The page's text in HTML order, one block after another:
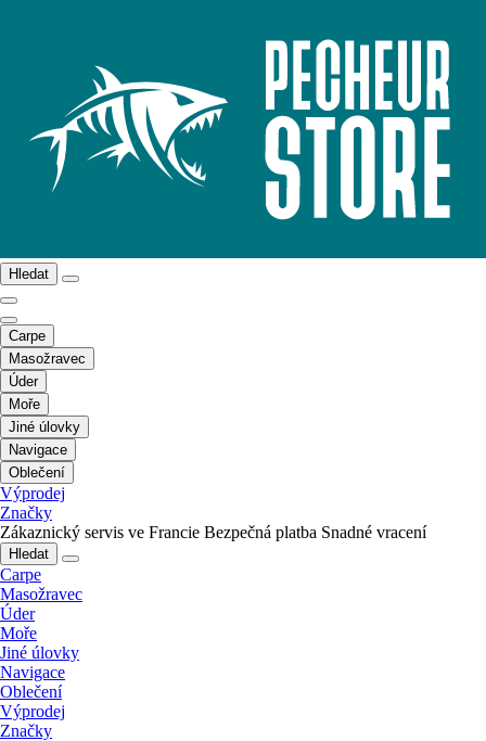
Hledat
Carpe
Masožravec
Úder
Moře
Jiné úlovky
Navigace
Oblečení
Výprodej
Značky
Zákaznický servis ve Francie Bezpečná platba Snadné vracení
Hledat
Carpe
Masožravec
Úder
Moře
Jiné úlovky
Navigace
Oblečení
Výprodej
Značky